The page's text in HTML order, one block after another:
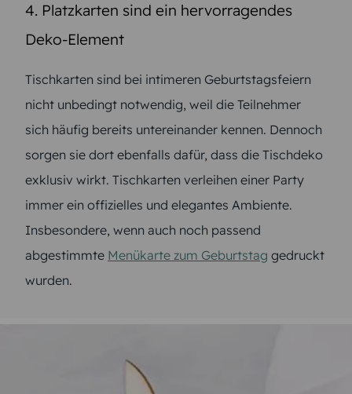
4. Platzkarten sind ein hervorragendes
Deko-Element
Tischkarten sind bei intimeren Geburtstagsfeiern
nicht unbedingt notwendig, weil die Teilnehmer
sich häufig bereits untereinander kennen. Dennoch
sorgen sie dort ebenfalls dafür, dass die Tischdeko
exklusiv wirkt. Tischkarten verleihen einer Party
immer ein offizielles und elegantes Ambiente.
Insbesondere, wenn auch noch passend
abgestimmte Menükarte zum Geburtstag gedruckt
wurden.